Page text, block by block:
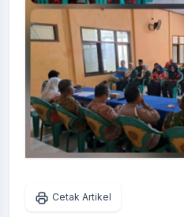
Cetak Artikel